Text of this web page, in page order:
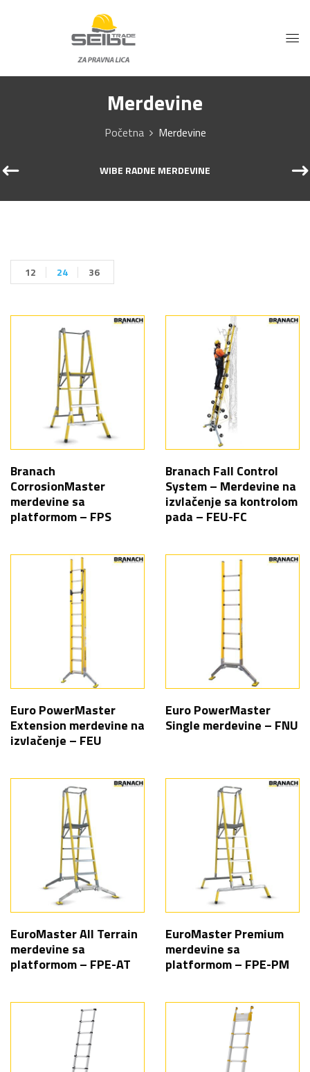
Merdevine
Početna Merdevine
WIBE RADNE MERDEVINE
12 24 36
Branach
CorrosionMaster
merdevine sa
platformom – FPS
Branach Fall Control
System – Merdevine na
izvlačenje sa kontrolom
pada – FEU-FC
Euro PowerMaster
Extension merdevine na
izvlačenje – FEU
Euro PowerMaster
Single merdevine – FNU
EuroMaster All Terrain
merdevine sa
platformom – FPE-AT
EuroMaster Premium
merdevine sa
platformom – FPE-PM